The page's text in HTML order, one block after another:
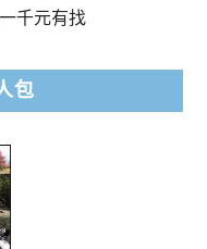
千元有找
包